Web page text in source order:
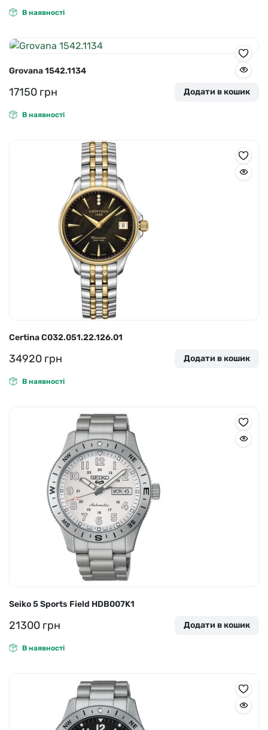
В наявності
Grovana 1542.1134
17150 грн Додати в кошик
В наявності
Certina C032.051.22.126.01
34920 грн Додати в кошик
В наявності
Seiko 5 Sports Field HDB007K1
21300 грн Додати в кошик
В наявності